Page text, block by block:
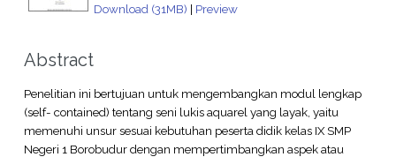
Download (31MB) | Preview
Abstract
Penelitian ini bertujuan untuk mengembangkan modul lengkap
(self- contained) tentang seni lukis aquarel yang layak, yaitu
memenuhi unsur sesuai kebutuhan peserta didik kelas IX SMP
Negeri 1 Borobudur dengan mempertimbangkan aspek atau